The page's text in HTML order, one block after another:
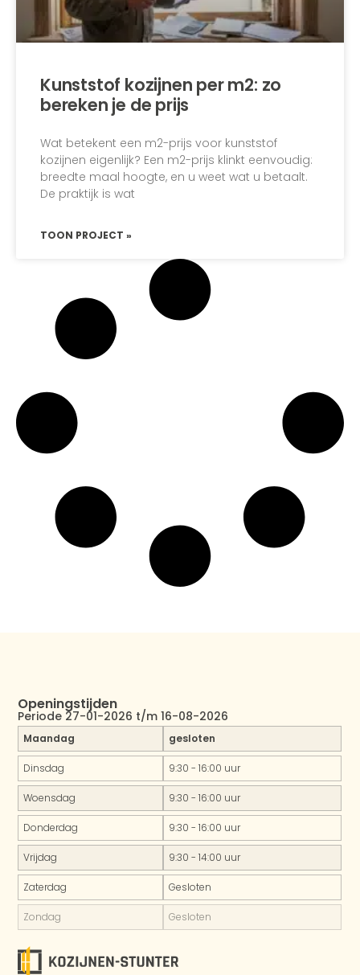
Kunststof kozijnen per m2: zo
bereken je de prijs
Wat betekent een m2-prijs voor kunststof
kozijnen eigenlijk? Een m2-prijs klinkt eenvoudig:
breedte maal hoogte, en u weet wat u betaalt.
De praktijk is wat
TOON PROJECT »
Openingstijden
Periode 27-01-2026 t/m 16-08-2026
Maandag gesloten
Dinsdag 9:30 - 16:00 uur
Woensdag 9:30 - 16:00 uur
Donderdag 9:30 - 16:00 uur
Vrijdag 9:30 - 14:00 uur
Zaterdag Gesloten
Zondag Gesloten